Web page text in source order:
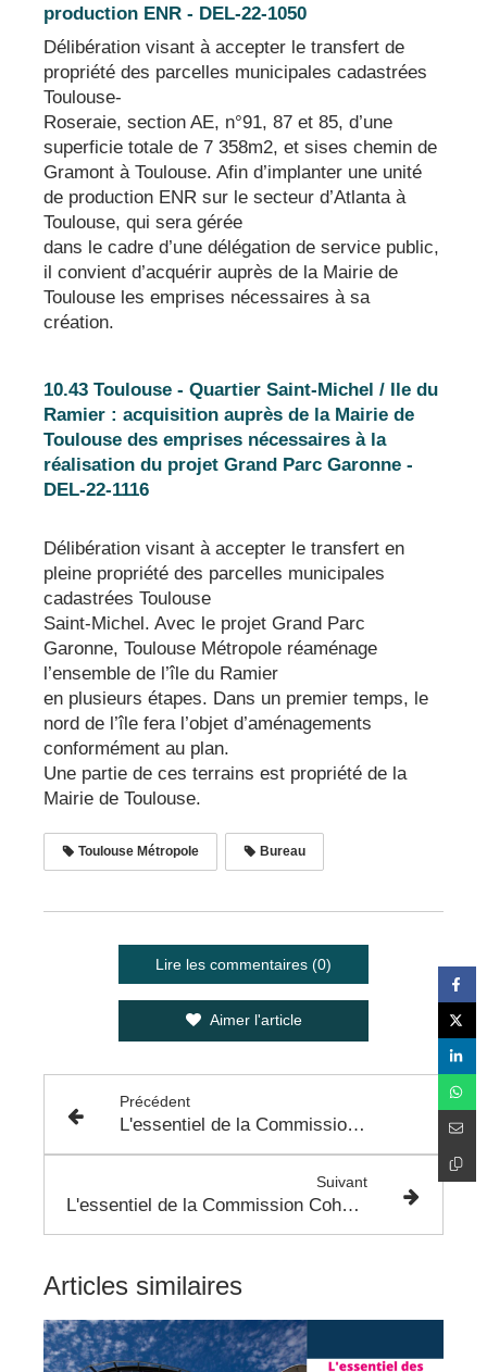
production ENR - DEL-22-1050
Délibération visant à accepter le transfert de
propriété des parcelles municipales cadastrées
Toulouse-
Roseraie, section AE, n°91, 87 et 85, d’une
superficie totale de 7 358m2, et sises chemin de
Gramont à Toulouse. Afin d’implanter une unité
de production ENR sur le secteur d’Atlanta à
Toulouse, qui sera gérée
dans le cadre d’une délégation de service public,
il convient d’acquérir auprès de la Mairie de
Toulouse les emprises nécessaires à sa
création.
10.43 Toulouse - Quartier Saint-Michel / Ile du
Ramier : acquisition auprès de la Mairie de
Toulouse des emprises nécessaires à la
réalisation du projet Grand Parc Garonne -
DEL-22-1116
Délibération visant à accepter le transfert en
pleine propriété des parcelles municipales
cadastrées Toulouse
Saint-Michel. Avec le projet Grand Parc
Garonne, Toulouse Métropole réaménage
l’ensemble de l’île du Ramier
en plusieurs étapes. Dans un premier temps, le
nord de l’île fera l’objet d’aménagements
conformément au plan.
Une partie de ces terrains est propriété de la
Mairie de Toulouse.
Toulouse Métropole Bureau
Lire les commentaires (0)
Aimer l'article
Précédent
L'essentiel de la Commission Modernisation de la Collectivité et Finances - 10 Octobre 2022
Suivant
L'essentiel de la Commission Cohésion Sociale et Inclusion - 6 Octobre 2022
Articles similaires